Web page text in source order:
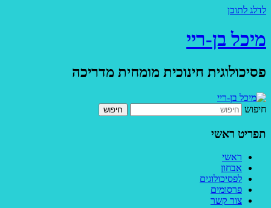
לדלג לתוכן
מיכל בן-ריי
פסיכולוגית חינוכית מומחית מדריכה
חיפוש
תפריט ראשי
ראשי
אבחון
לפסיכולוגים
פרסומים
צור קשר